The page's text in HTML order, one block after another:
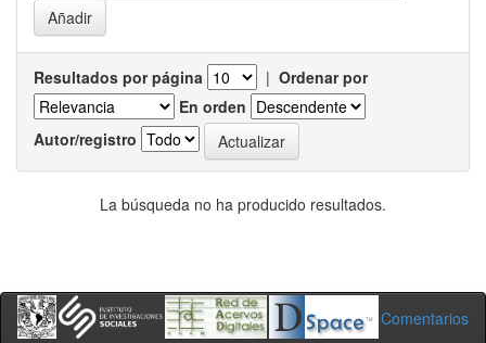
Resultados por página | Ordenar por
En orden
Autor/registro
La búsqueda no ha producido resultados.
Comentarios